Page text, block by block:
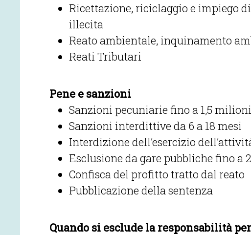
Ricettazione, riciclaggio e impiego
illecita
Reato ambientale, inquinamento
Reati Tributari
Pene e sanzioni
Sanzioni pecuniarie fino a 1,5
Sanzioni interdittive da 6 a 18 mesi
Interdizione dell’esercizio
Esclusione da gare pubbliche fino a
Confisca del profitto tratto dal reato
Pubblicazione della sentenza
Quando si esclude la responsabilità